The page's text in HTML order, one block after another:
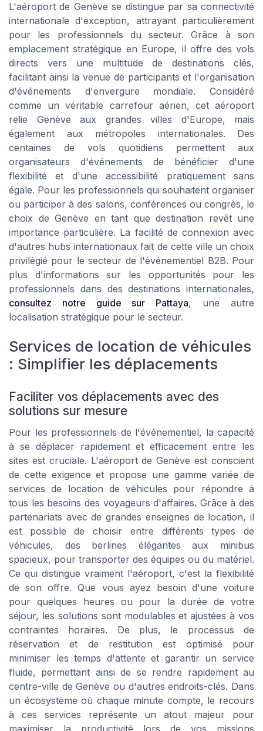
L'aéroport de Genève se distingue par sa connectivité
internationale d'exception, attrayant particulièrement
pour les professionnels du secteur. Grâce à son
emplacement stratégique en Europe, il offre des vols
directs vers une multitude de destinations clés,
facilitant ainsi la venue de participants et l'organisation
d'événements d'envergure mondiale. Considéré
comme un véritable carrefour aérien, cet aéroport
relie Genève aux grandes villes d'Europe, mais
également aux métropoles internationales. Des
centaines de vols quotidiens permettent aux
organisateurs d'événements de bénéficier d'une
flexibilité et d'une accessibilité pratiquement sans
égale. Pour les professionnels qui souhaitent organiser
ou participer à des salons, conférences ou congrès, le
choix de Genève en tant que destination revêt une
importance particulière. La facilité de connexion avec
d'autres hubs internationaux fait de cette ville un choix
privilégié pour le secteur de l'événementiel B2B. Pour
plus d'informations sur les opportunités pour les
professionnels dans des destinations internationales,
consultez notre guide sur Pattaya, une autre
localisation stratégique pour le secteur.
Services de location de véhicules
: Simplifier les déplacements
Faciliter vos déplacements avec des
solutions sur mesure
Pour les professionnels de l'événementiel, la capacité
à se déplacer rapidement et efficacement entre les
sites est cruciale. L'aéroport de Genève est conscient
de cette exigence et propose une gamme variée de
services de location de véhicules pour répondre à
tous les besoins des voyageurs d'affaires. Grâce à des
partenariats avec de grandes enseignes de location, il
est possible de choisir entre différents types de
véhicules, des berlines élégantes aux minibus
spacieux, pour transporter des équipes ou du matériel.
Ce qui distingue vraiment l'aéroport, c'est la flexibilité
de son offre. Que vous ayez besoin d'une voiture
pour quelques heures ou pour la durée de votre
séjour, les solutions sont modulables et ajustées à vos
contraintes horaires. De plus, le processus de
réservation et de restitution est optimisé pour
minimiser les temps d'attente et garantir un service
fluide, permettant ainsi de se rendre rapidement au
centre-ville de Genève ou d'autres endroits-clés. Dans
un écosystème où chaque minute compte, le recours
à ces services représente un atout majeur pour
maximiser la productivité lors de vos missions